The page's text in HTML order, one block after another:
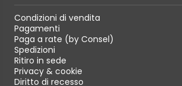
Condizioni di vendita
Pagamenti
Paga a rate (by Consel)
Spedizioni
Ritiro in sede
Privacy & cookie
Diritto di recesso